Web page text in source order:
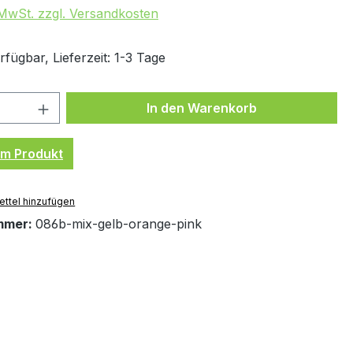
zzgl. Versandkosten
Lieferzeit: 1-3 Tage
Anzahl: Gib den gewünschten Wert
In den Warenkorb
Produkt
hinzufügen
086b-mix-gelb-orange-pink